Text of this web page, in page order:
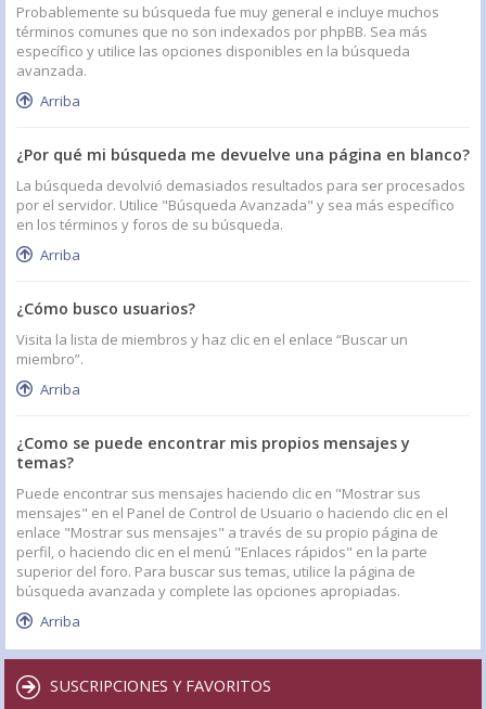
Probablemente su búsqueda fue muy general e incluye muchos
términos comunes que no son indexados por phpBB. Sea más
específico y utilice las opciones disponibles en la búsqueda
avanzada.
Arriba
¿Por qué mi búsqueda me devuelve una página en blanco?
La búsqueda devolvió demasiados resultados para ser procesados
por el servidor. Utilice "Búsqueda Avanzada" y sea más específico
en los términos y foros de su búsqueda.
Arriba
¿Cómo busco usuarios?
Visita la lista de miembros y haz clic en el enlace “Buscar un
miembro”.
Arriba
¿Como se puede encontrar mis propios mensajes y
temas?
Puede encontrar sus mensajes haciendo clic en "Mostrar sus
mensajes" en el Panel de Control de Usuario o haciendo clic en el
enlace "Mostrar sus mensajes" a través de su propio página de
perfil, o haciendo clic en el menú "Enlaces rápidos" en la parte
superior del foro. Para buscar sus temas, utilice la página de
búsqueda avanzada y complete las opciones apropiadas.
Arriba
SUSCRIPCIONES Y FAVORITOS